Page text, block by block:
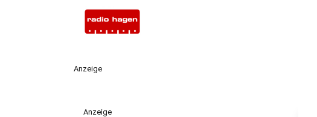
Anzeige
Anzeige